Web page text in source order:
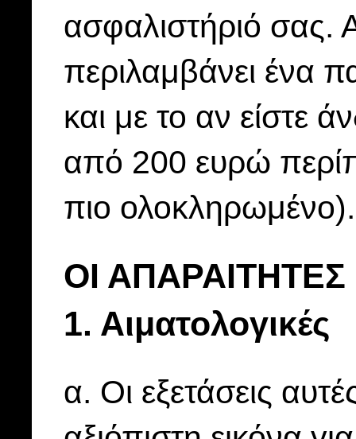
ασφαλιστήριό σας.
περιλαμβάνει ένα
και με το αν είστε
από 200 ευρώ
πιο ολοκληρωμένο).
OΙ
1. Αιματολογικές
α. Oι εξετάσεις